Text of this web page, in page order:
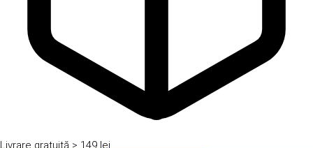
Livrare gratuită > 149 lei